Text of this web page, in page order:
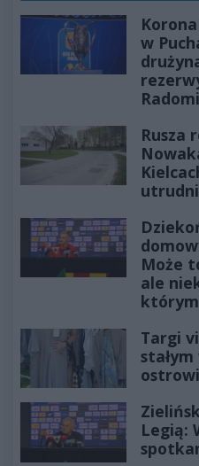
w
Rusza
Może
ale
Targi
Legią: